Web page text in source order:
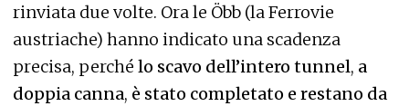
rinviata due volte. Ora le Öbb (la Ferrovie
austriache) hanno indicato una scadenza
precisa, perché lo scavo dell’intero tunnel, a
doppia canna, è stato completato e restano da